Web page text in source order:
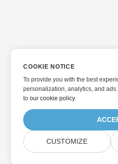
COOKIE NOTICE
To provide you with the best
personalization, analytics, and
toour cookie policy.
CUSTOMIZE